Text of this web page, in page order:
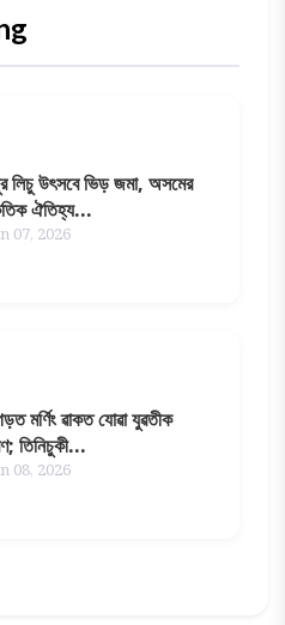
লিচু উৎসবে ভিড় জমা, অসমের
ঐতিহ্য...
07, 2026
মৰ্ণিং ৱাকত যোৱা যুৱতীক
তিনিচুকী...
08, 2026